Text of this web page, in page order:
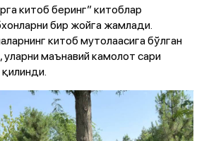
китоб беринг” китоблар
бир жойга жамлади.
китоб мутолаасига бўлган
маънавий камолот сари